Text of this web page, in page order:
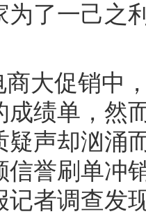
为了一己之
大促销中
成绩单，然
疑声却汹涌
信誉刷单冲
记者调查发